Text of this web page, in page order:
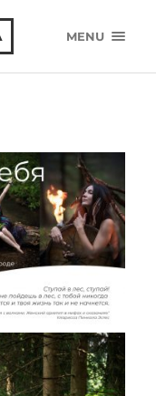
MENU